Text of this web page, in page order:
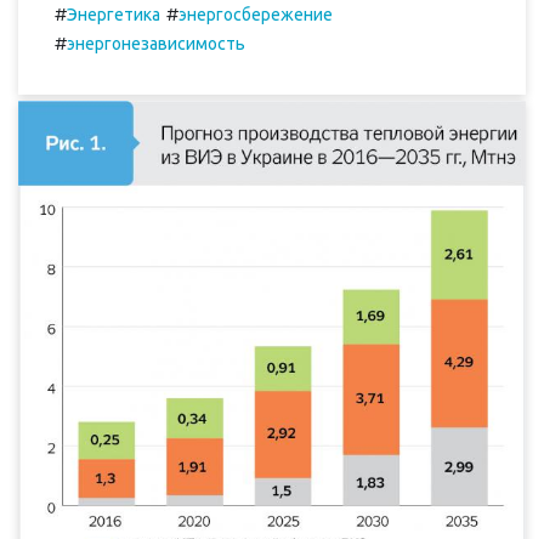
#Энергетика #энергосбережение
#энергонезависимость